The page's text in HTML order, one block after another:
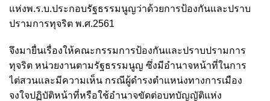
แห่งพ.ร.บ.ประกอบรัฐธรรมนูญว่าด้วยการป้องกันและปราบ
ปรามการทุจริต พ.ศ.2561
จึงมายื่นเรื่องให้คณะกรรมการป้องกันและปราบปรามการ
ทุจริต หน่วยงานตามรัฐธรรมนูญ ซึ่งมีอำนาจหน้าที่ในการ
ไต่สวนและมีความเห็น กรณีผู้ดํารงตําแหน่งทางการเมือง
จงใจปฏิบัติหน้าที่หรือใช้อํานาจขัดต่อบทบัญญัติแห่ง